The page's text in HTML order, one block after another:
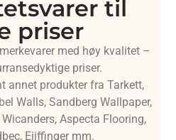
til
priser
med høy kvalitet –
priser.
annet produkter fra Tarkett,
Walls, Sandberg Wallpaper,
Aspecta Flooring,
Eijffinger mm.